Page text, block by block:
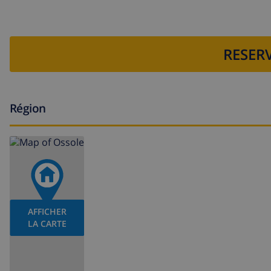
Région
AFFICHER
LA CARTE